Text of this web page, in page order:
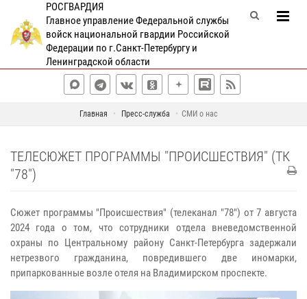
РОСГВАРДИЯ
Главное управление Федеральной службы
войск национальной гвардии Российской
Федерации по г.Санкт-Петербургу и
Ленинградской области
Главная Пресс-служба СМИ о нас
ТЕЛЕСЮЖЕТ ПРОГРАММЫ "ПРОИСШЕСТВИЯ" (ТК
"78")
Сюжет программы "Происшествия" (телеканал "78") от 7 августа
2024 года о том, что сотрудники отдела вневедомственной
охраны по Центральному району Санкт-Петербурга задержали
нетрезвого гражданина, повредившего две иномарки,
припаркованные возле отеля на Владимирском проспекте.